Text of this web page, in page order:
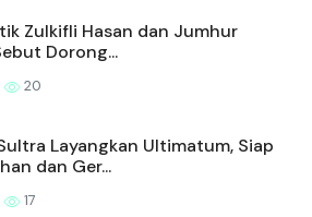
Zulkifli Hasan dan Jumhur
Dorong...
20
Layangkan Ultimatum, Siap
dan Ger...
17